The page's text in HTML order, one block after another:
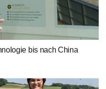
bis nach China